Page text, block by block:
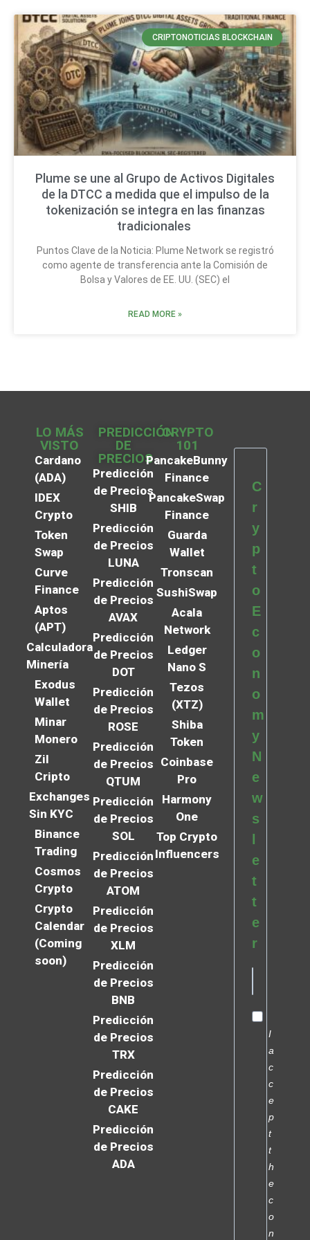
CRIPTONOTICIAS BLOCKCHAIN
Plume se une al Grupo de Activos Digitales
de la DTCC a medida que el impulso de la
tokenización se integra en las finanzas
tradicionales
Puntos Clave de la Noticia: Plume Network se registró
como agente de transferencia ante la Comisión de
Bolsa y Valores de EE. UU. (SEC) el
READ MORE »
LO MÁS
VISTO
Cardano
(ADA)
IDEX
Crypto
Token
Swap
Curve
Finance
Aptos
(APT)
Calculadora
Minería
Exodus
Wallet
Minar
Monero
Zil
Cripto
Exchanges
Sin KYC
Binance
Trading
Cosmos
Crypto
Crypto
Calendar
(Coming
soon)
PREDICCIÓN
DE
PRECIOS
Predicción
de Precios
SHIB
Predicción
de Precios
LUNA
Predicción
de Precios
AVAX
Predicción
de Precios
DOT
Predicción
de Precios
ROSE
Predicción
de Precios
QTUM
Predicción
de Precios
SOL
Predicción
de Precios
ATOM
Predicción
de Precios
XLM
Predicción
de Precios
BNB
Predicción
de Precios
TRX
Predicción
de Precios
CAKE
Predicción
de Precios
ADA
CRYPTO
101
PancakeBunny
Finance
PancakeSwap
Finance
Guarda
Wallet
Tronscan
SushiSwap
Acala
Network
Ledger
Nano S
Tezos
(XTZ)
Shiba
Token
Coinbase
Pro
Harmony
One
Top Crypto
Influencers
C
r
y
p
t
o
E
c
o
n
o
m
y
N
e
w
s
e
t
t
e
r
I
a
c
c
e
p
t
t
h
e
c
o
n